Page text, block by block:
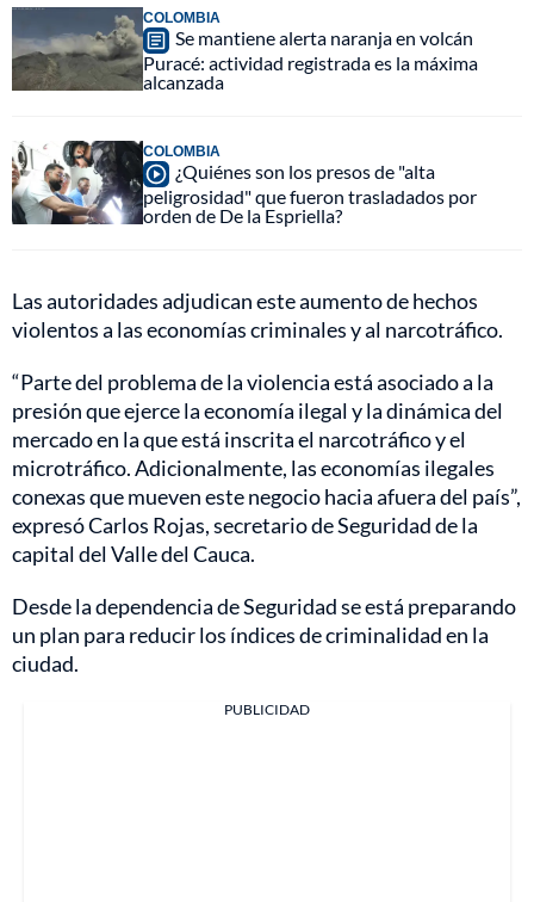
COLOMBIA
Se mantiene alerta naranja en volcán
Puracé: actividad registrada es la máxima
alcanzada
COLOMBIA
¿Quiénes son los presos de "alta
peligrosidad" que fueron trasladados por
orden de De la Espriella?
Las autoridades adjudican este aumento de hechos
violentos a las economías criminales y al narcotráfico.
“Parte del problema de la violencia está asociado a la
presión que ejerce la economía ilegal y la dinámica del
mercado en la que está inscrita el narcotráfico y el
microtráfico. Adicionalmente, las economías ilegales
conexas que mueven este negocio hacia afuera del país”,
expresó Carlos Rojas, secretario de Seguridad de la
capital del Valle del Cauca.
Desde la dependencia de Seguridad se está preparando
un plan para reducir los índices de criminalidad en la
ciudad.
PUBLICIDAD